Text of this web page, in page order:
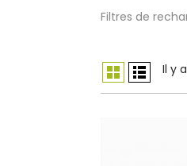
Filtres de
Il y